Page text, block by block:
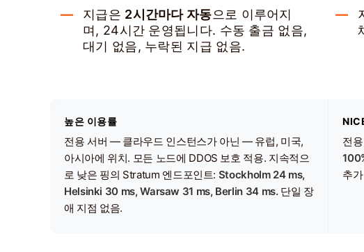
지급은 2시간마다 자동으로 이루어지
며, 24시간 운영됩니다. 수동 출금 없음,
대기 없음, 누락된 지급 없음.
높은 이용률
전용 서버 — 클라우드 인스턴스가 아닌 — 유럽, 미국,
아시아에 위치. 모든 노드에 DDOS 보호 적용. 지속적으
로 낮은 핑의 Stratum 엔드포인트: Stockholm 24 ms,
Helsinki 30 ms, Warsaw 31 ms, Berlin 34 ms.단일 장
애 지점 없음.
전
추